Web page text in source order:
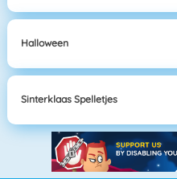
Halloween
Sinterklaas Spelletjes